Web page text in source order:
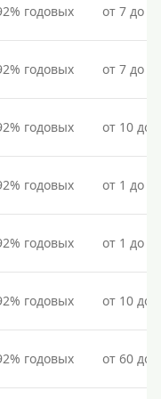
годовых от 7 до
годовых от 7 до
годовых от 10 до
годовых от 1 до
годовых от 1 до
годовых от 10 до
годовых от 60 до